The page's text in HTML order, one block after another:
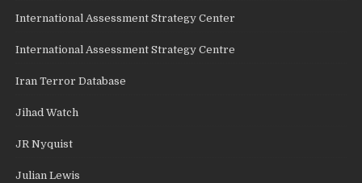
International Assessment Strategy Center
International Assessment Strategy Centre
Iran Terror Database
Jihad Watch
JR Nyquist
Julian Lewis